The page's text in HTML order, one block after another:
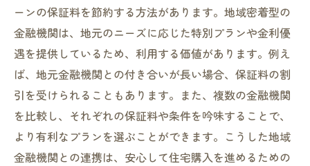
ーンの保証料を節約する方法があります。地域密着型の
金融機関は、地元のニーズに応じた特別プランや金利優
遇を提供しているため、利用する価値があります。例え
ば、地元金融機関との付き合いが長い場合、保証料の割
引を受けられることもあります。また、複数の金融機関
を比較し、それぞれの保証料や条件を吟味することで、
より有利なプランを選ぶことができます。こうした地域
金融機関との連携は、安心して住宅購入を進めるための